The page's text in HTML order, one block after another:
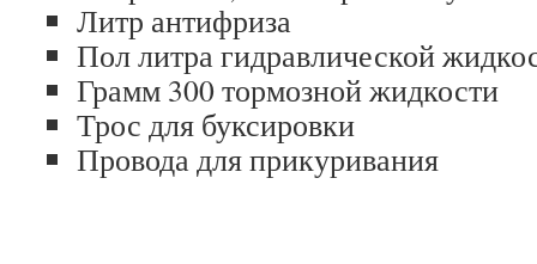
Литр антифриза
Пол литра гидравлической
Грамм 300 тормозной жидкости
Трос для буксировки
Провода для прикуривания